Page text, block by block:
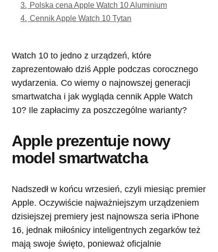
3. Polska cena Apple Watch 10 Aluminium
4. Cennik Apple Watch 10 Tytan
Watch 10 to jedno z urządzeń, które
zaprezentowało dziś Apple podczas corocznego
wydarzenia. Co wiemy o najnowszej generacji
smartwatcha i jak wygląda cennik Apple Watch
10? Ile zapłacimy za poszczególne warianty?
Apple prezentuje nowy
model smartwatcha
Nadszedł w końcu wrzesień, czyli miesiąc premier
Apple. Oczywiście najważniejszym urządzeniem
dzisiejszej premiery jest najnowsza seria iPhone
16, jednak miłośnicy inteligentnych zegarków też
mają swoje święto, ponieważ oficjalnie